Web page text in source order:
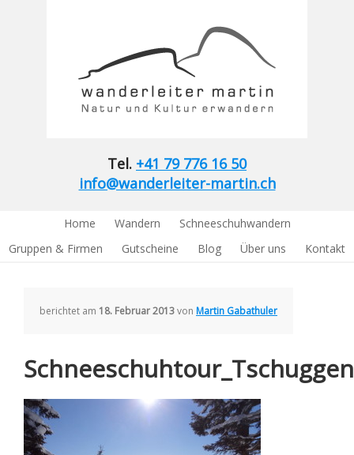
Tel. +41 79 776 16 50
info@wanderleiter-martin.ch
Home Wandern
Schneeschuhwandern
Gruppen & Firmen
Gutscheine Blog Über uns Kontakt
berichtet am 18. Februar 2013von Martin Gabathuler